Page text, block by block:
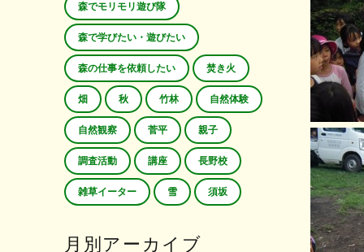
森でモリモリ遊び隊
森で学びたい・遊びたい
森の仕事を依頼したい 焚き火
畑 秋 竹林 自然体験
自然観察 菅平 親子
調査活動 講座 長野校
雑草イーター 雪 須坂
月別アーカイブ